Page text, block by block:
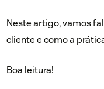
Neste artigo, vamos
cliente e como a
Boa leitura!